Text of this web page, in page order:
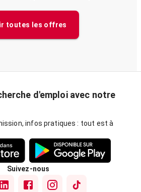
toutes les offres
d'emploi avec notre
infos pratiques : tout est à
Suivez-nous